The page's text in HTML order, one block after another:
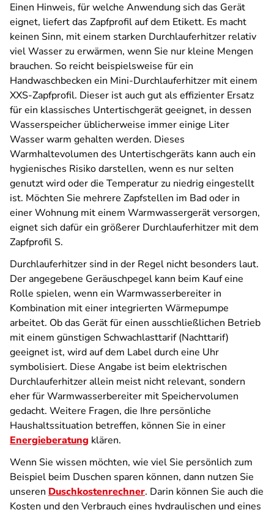
Einen Hinweis, für welche Anwendung sich das Gerät
eignet, liefert das Zapfprofil auf dem Etikett. Es macht
keinen Sinn, mit einem starken Durchlauferhitzer relativ
viel Wasser zu erwärmen, wenn Sie nur kleine Mengen
brauchen. So reicht beispielsweise für ein
Handwaschbecken ein Mini-Durchlauferhitzer mit einem
XXS-Zapfprofil. Dieser ist auch gut als effizienter Ersatz
für ein klassisches Untertischgerät geeignet, in dessen
Wasserspeicher üblicherweise immer einige Liter
Wasser warm gehalten werden. Dieses
Warmhaltevolumen des Untertischgeräts kann auch ein
hygienisches Risiko darstellen, wenn es nur selten
genutzt wird oder die Temperatur zu niedrig eingestellt
ist. Möchten Sie mehrere Zapfstellen im Bad oder in
einer Wohnung mit einem Warmwassergerät versorgen,
eignet sich dafür ein größerer Durchlauferhitzer mit dem
Zapfprofil S.
Durchlauferhitzer sind in der Regel nicht besonders laut.
Der angegebene Geräuschpegel kann beim Kauf eine
Rolle spielen, wenn ein Warmwasserbereiter in
Kombination mit einer integrierten Wärmepumpe
arbeitet. Ob das Gerät für einen ausschließlichen Betrieb
mit einem günstigen Schwachlasttarif (Nachttarif)
geeignet ist, wird auf dem Label durch eine Uhr
symbolisiert. Diese Angabe ist beim elektrischen
Durchlauferhitzer allein meist nicht relevant, sondern
eher für Warmwasserbereiter mit Speichervolumen
gedacht. Weitere Fragen, die Ihre persönliche
Haushaltssituation betreffen, können Sie in einer
Energieberatung klären.
Wenn Sie wissen möchten, wie viel Sie persönlich zum
Beispiel beim Duschen sparen können, dann nutzen Sie
unseren Duschkostenrechner. Darin können Sie auch die
Kosten und den Verbrauch eines hydraulischen und eines